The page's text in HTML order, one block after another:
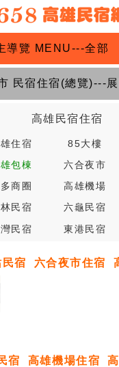
導覽 MENU---全部
民宿住宿(總覽)---展
高雄民宿住宿
住宿 85大樓
包棟 六合夜市
商圈 高雄機場
民宿 六龜民宿
民宿 東港民宿
宿 六合夜市住宿
宿 高雄機場住宿